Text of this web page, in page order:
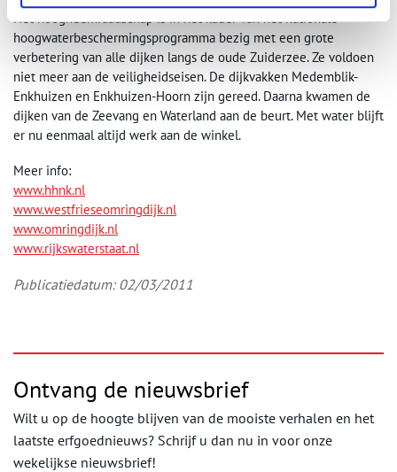
Het hoogheemraadschap is in het kader van het nationale
hoogwaterbeschermingsprogramma bezig met een grote
verbetering van alle dijken langs de oude Zuiderzee. Ze voldoen
niet meer aan de veiligheidseisen. De dijkvakken Medemblik-
Enkhuizen en Enkhuizen-Hoorn zijn gereed. Daarna kwamen de
dijken van de Zeevang en Waterland aan de beurt. Met water blijft
er nu eenmaal altijd werk aan de winkel.
Meer info:
www.hhnk.nl
www.westfrieseomringdijk.nl
www.omringdijk.nl
www.rijkswaterstaat.nl
Publicatiedatum: 02/03/2011
Ontvang de nieuwsbrief
Wilt u op de hoogte blijven van de mooiste verhalen en het
laatste erfgoednieuws? Schrijf u dan nu in voor onze
wekelijkse nieuwsbrief!